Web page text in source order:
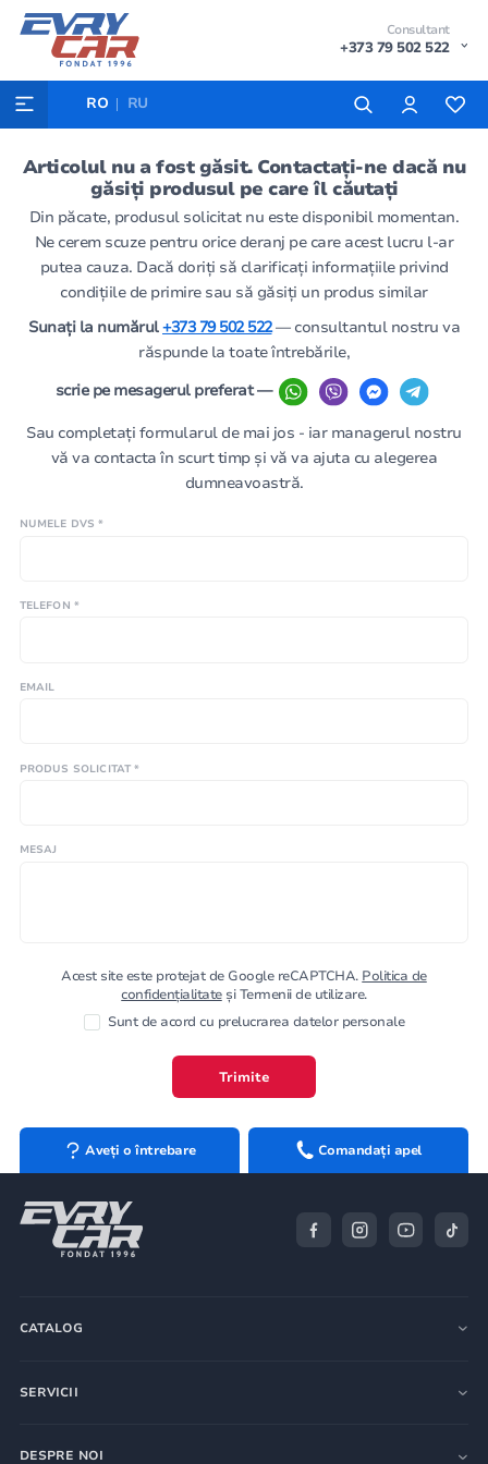
Consultant
+373 79 502 522
RO RU
Articolul nu a fost găsit. Contactați-ne dacă nu
găsiți produsul pe care îl căutați
Din păcate, produsul solicitat nu este disponibil momentan.
Ne cerem scuze pentru orice deranj pe care acest lucru l-ar
putea cauza. Dacă doriți să clarificați informațiile privind
condițiile de primire sau să găsiți un produs similar
Sunați la numărul+373 79 502 522— consultantul nostru va
răspunde la toate întrebările,
scrie pe mesagerul preferat —
Sau completați formularul de mai jos - iar managerul nostru
vă va contacta în scurt timp și vă va ajuta cu alegerea
dumneavoastră.
NUMELE DVS *
TELEFON *
EMAIL
PRODUS SOLICITAT *
MESAJ
Acest site este protejat de Google reCAPTCHA. Politica de
confidențialitateși Termenii de utilizare.
Sunt de acord cu prelucrarea datelor personale
Trimite
Aveți o întrebare Comandați apel
CATALOG
SERVICII
DESPRE NOI